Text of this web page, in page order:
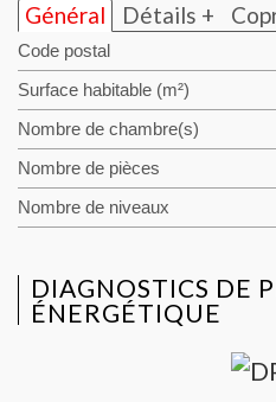
Général Détails +
Code postal
Surface habitable (m²)
Nombre de chambre(s)
Nombre de pièces
Nombre de niveaux
DIAGNOSTICS DE
ÉNERGÉTIQUE